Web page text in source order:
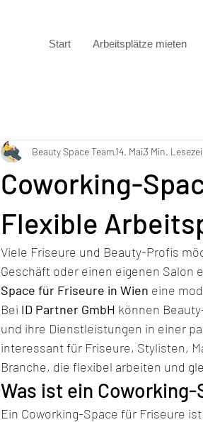
Start Arbeitsplätze mieten
Coworking-
Flexible
Beauty Space Team14. Mai3 Min.
Viele Friseure und Beauty-Profis
Geschäft oder einen eigenen Salon
Space für Friseure in Wien eine
Bei ID Partner GmbH können
und ihre Dienstleistungen in einer
interessant für Friseure, Stylisten,
Branche, die flexibel arbeiten und
Was ist ein
Ein Coworking-Space für Friseure